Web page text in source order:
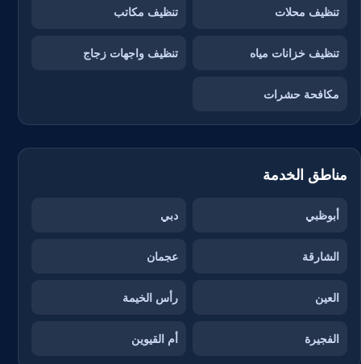
تنظيف محلات تنظيف مكاتب
تنظيف خزانات مياه تنظيف واجهات زجاج
مكافحة حشرات
مناطق الخدمة
أبوظبي دبي
الشارقة عجمان
العين رأس الخيمة
الفجيرة أم القيوين